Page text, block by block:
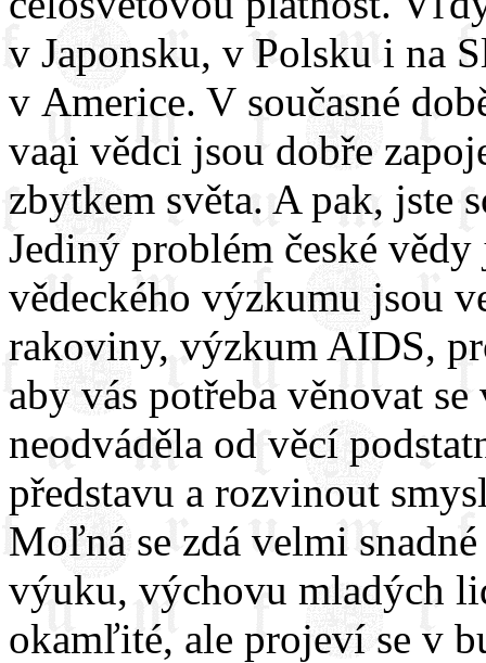
v Japonsku, v Polsku i na
v Americe. V současné
vaąi vědci jsou dobře
zbytkem světa. A pak, jste
Jediný problém české
vědeckého výzkumu jsou
rakoviny, výzkum AIDS,
aby vás potřeba věnovat
neodváděla od věcí
představu a rozvinout
Moľná se zdá velmi
výuku, výchovu mladých
okamľité, ale projeví se v